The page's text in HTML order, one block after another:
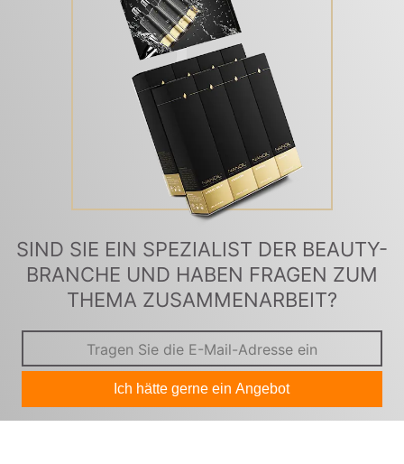
SIND SIE EIN SPEZIALIST DER BEAUTY-
BRANCHE UND HABEN FRAGEN ZUM
THEMA ZUSAMMENARBEIT?
Ich hätte gerne ein Angebot